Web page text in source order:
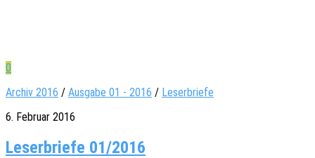
0
Archiv 2016 / Ausgabe 01 - 2016 / Leserbriefe
6. Februar 2016
Leser­briefe 01/2016